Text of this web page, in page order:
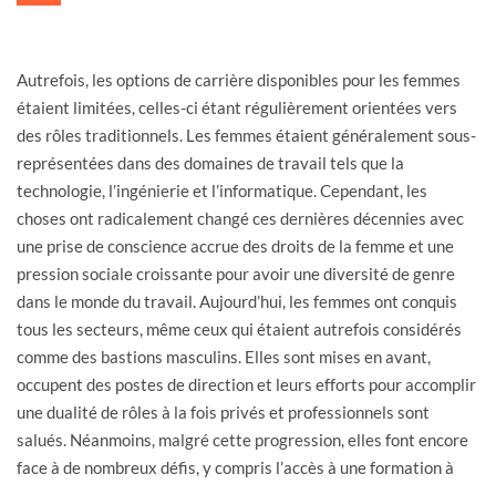
Autrefois, les options de carrière disponibles pour les femmes
étaient limitées, celles-ci étant régulièrement orientées vers
des rôles traditionnels. Les femmes étaient généralement sous-
représentées dans des domaines de travail tels que la
technologie, l’ingénierie et l’informatique. Cependant, les
choses ont radicalement changé ces dernières décennies avec
une prise de conscience accrue des droits de la femme et une
pression sociale croissante pour avoir une diversité de genre
dans le monde du travail. Aujourd’hui, les femmes ont conquis
tous les secteurs, même ceux qui étaient autrefois considérés
comme des bastions masculins. Elles sont mises en avant,
occupent des postes de direction et leurs efforts pour accomplir
une dualité de rôles à la fois privés et professionnels sont
salués. Néanmoins, malgré cette progression, elles font encore
face à de nombreux défis, y compris l’accès à une formation à